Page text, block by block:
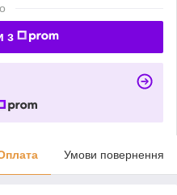
з
Умови повернення